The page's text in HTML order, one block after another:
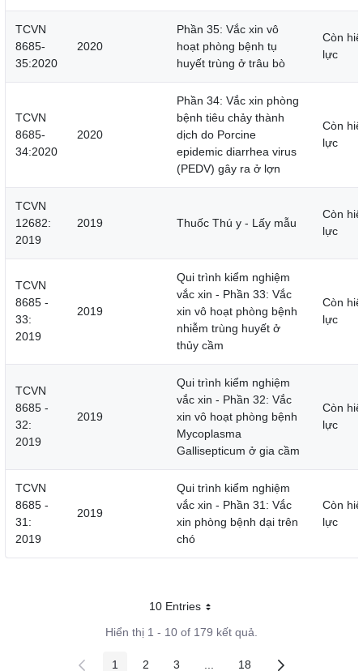
TCVN
8685-
35:2020
2020
Phần 35: Vắc xin vô
hoạt phòng bệnh tụ
huyết trùng ở trâu bò
Còn
lực
TCVN
8685-
34:2020
2020
Phần 34: Vắc xin phòng
bệnh tiêu chảy thành
dịch do Porcine
epidemic diarrhea virus
(PEDV) gây ra ở lợn
Còn
lực
TCVN
12682:
2019
2019 Thuốc Thú y - Lấy mẫu
Còn
lực
TCVN
8685 -
33:
2019
2019
Qui trình kiểm nghiệm
vắc xin - Phần 33: Vắc
xin vô hoạt phòng bệnh
nhiễm trùng huyết ở
thủy cầm
Còn
lực
TCVN
8685 -
32:
2019
2019
Qui trình kiểm nghiệm
vắc xin - Phần 32: Vắc
xin vô hoạt phòng bệnh
Mycoplasma
Gallisepticum ở gia cầm
Còn
lực
TCVN
8685 -
31:
2019
2019
Qui trình kiểm nghiệm
vắc xin - Phần 31: Vắc
xin phòng bệnh dại trên
chó
Còn
lực
10 EntriesMỗi trang
Hiển thị 1 - 10 of 179 kết quả.
1 2 3 18